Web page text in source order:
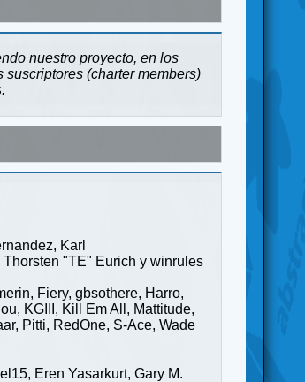
nuestro proyecto, en los
(charter members)
Karl
"TE" Eurich y winrules
Fiery, gbsothere, Harro,
KGIII, Kill Em All, Mattitude,
Pitti, RedOne, S-Ace, Wade
Eren Yasarkurt, Gary M.